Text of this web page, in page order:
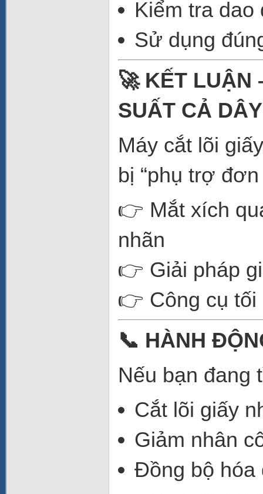
Kiểm tra dao
Sử dụng
🚀 KẾT LUẬN
SUẤT CẢ
Máy cắt lõi
bị “phụ trợ
👉 Mắt xích
nhãn
👉 Giải pháp
👉 Công cụ
📞 HÀNH
Nếu bạn đang
Cắt lõi giấy
Giảm nhân
Đồng bộ hóa